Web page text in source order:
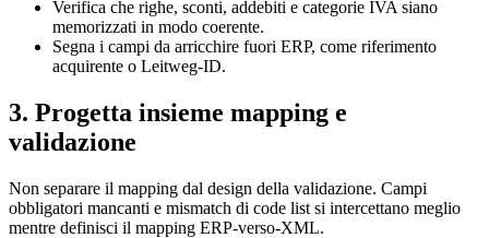
Verifica che righe, sconti, addebiti e categorie IVA siano
memorizzati in modo coerente.
Segna i campi da arricchire fuori ERP, come riferimento
acquirente o Leitweg-ID.
3. Progetta insieme mapping e
validazione
Non separare il mapping dal design della validazione. Campi
obbligatori mancanti e mismatch di code list si intercettano meglio
mentre definisci il mapping ERP-verso-XML.